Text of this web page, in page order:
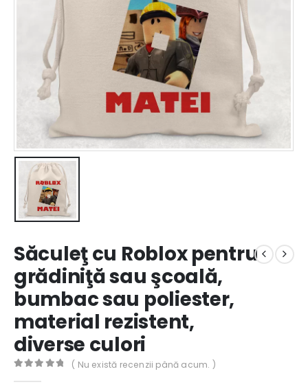
Săculeţ cu Roblox pentru
grădiniţă sau şcoală,
bumbac sau poliester,
material rezistent,
diverse culori
( Nu există recenzii până acum. )